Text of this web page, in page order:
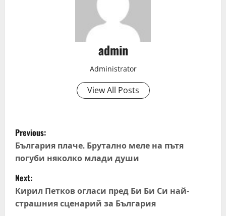
admin
Administrator
View All Posts
P
o
s
t
Previous:
България плаче. Брутално меле на пътя
погуби няколко млади души
Next:
Кирил Петков огласи пред Би Би Си най-
страшния сценарий за България